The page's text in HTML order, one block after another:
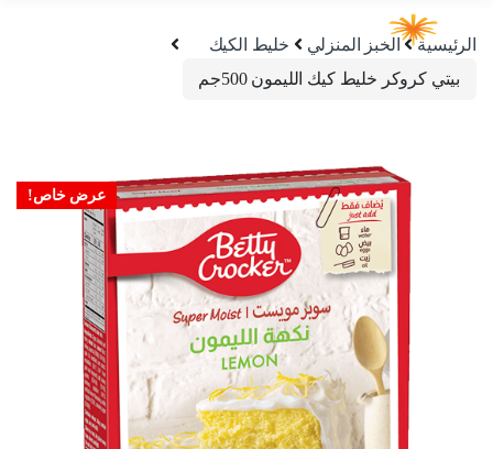
الرئيسية الخبز المنزلي
خليط الكيك
بيتي كروكر خليط كيك الليمون 500جم
عرض خاص!